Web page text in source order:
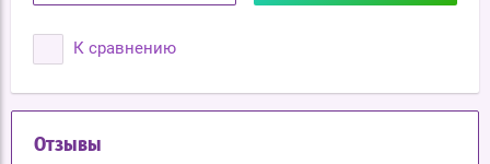
К сравнению
Отзывы